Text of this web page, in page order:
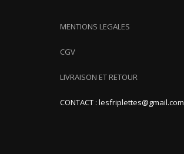
MENTIONS LEGALES
CGV
LIVRAISON ET RETOUR
CONTACT : lesfriplettes@gmail.com